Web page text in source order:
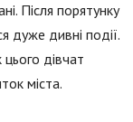
Після порятунку
дуже дивні події.
дівчат
міста.